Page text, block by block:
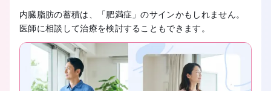
内臓脂肪の蓄積は、「肥満症」のサインかもしれません。
医師に相談して治療を検討することもできます。